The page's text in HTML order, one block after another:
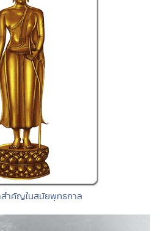
สำคัญในสมัยพุทธกาล